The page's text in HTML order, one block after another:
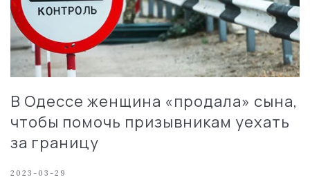
В Одессе женщина «продала» сына,
чтобы помочь призывникам уехать
за границу
2023-03-29